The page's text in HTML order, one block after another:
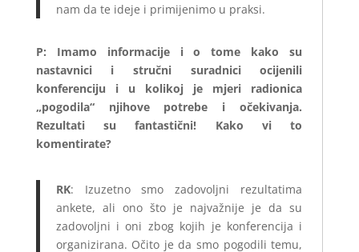
nam da te ideje i primijenimo u praksi.
P: Imamo informacije i o tome kako su
nastavnici i stručni suradnici ocijenili
konferenciju i u kolikoj je mjeri radionica
„pogodila“ njihove potrebe i očekivanja.
Rezultati su fantastični! Kako vi to
komentirate?
RK: Izuzetno smo zadovoljni rezultatima
ankete, ali ono što je najvažnije je da su
zadovoljni i oni zbog kojih je konferencija i
organizirana. Očito je da smo pogodili temu,